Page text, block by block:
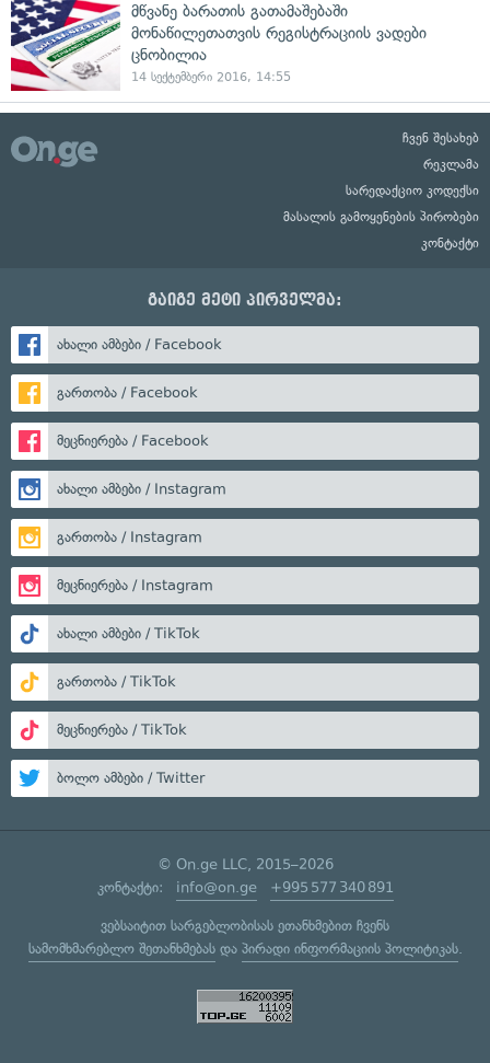
მწვანე ბარათის გათამაშებაში
მონაწილეთათვის რეგისტრაციის ვადები
ცნობილია
14 სექტემბერი 2016, 14:55
ჩვენ შესახებ
რეკლამა
სარედაქციო კოდექსი
მასალის გამოყენების პირობები
კონტაქტი
გაიგე მეტი პირველმა:
ახალი ამბები / Facebook
გართობა / Facebook
მეცნიერება / Facebook
ახალი ამბები / Instagram
გართობა / Instagram
მეცნიერება / Instagram
ახალი ამბები / TikTok
გართობა / TikTok
მეცნიერება / TikTok
ბოლო ამბები / Twitter
© On.ge LLC, 2015–2026
კონტაქტი: info@on.ge +995 577 340 891
ვებსაიტით სარგებლობისას ეთანხმებით ჩვენს
სამომხმარებლო შეთანხმებასდა პირადი ინფორმაციის პოლიტიკას.